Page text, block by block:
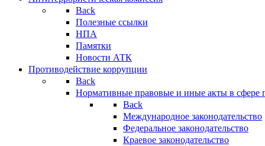
Back
Полезные ссылки
НПА
Памятки
Новости АТК
Противодействие коррупции
Back
Нормативные правовые и иные акты в сфере
Back
Международное законодательство
Федеральное законодательство
Краевое законодательство